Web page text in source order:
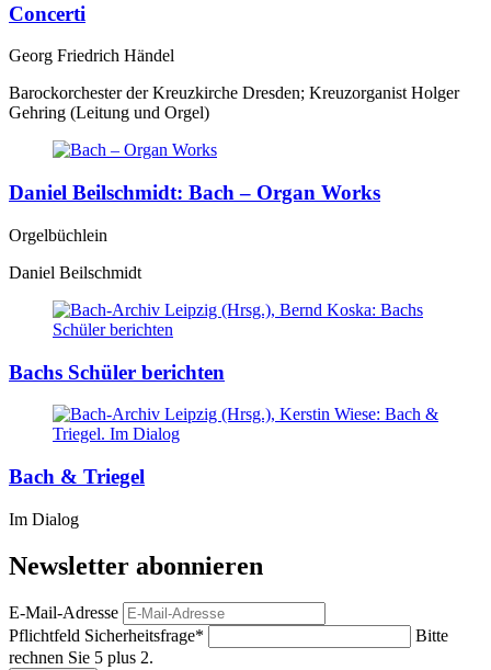
Concerti
Georg Friedrich Händel
Barockorchester der Kreuzkirche Dresden; Kreuzorganist Holger
Gehring (Leitung und Orgel)
Daniel Beilschmidt: Bach – Organ Works
Orgelbüchlein
Daniel Beilschmidt
Bachs Schüler berichten
Bach & Triegel
Im Dialog
Newsletter abonnieren
E-Mail-Adresse
Pflichtfeld Sicherheitsfrage*
Bitte
rechnen Sie 5 plus 2.